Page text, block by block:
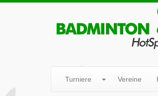
Turniere Vereine